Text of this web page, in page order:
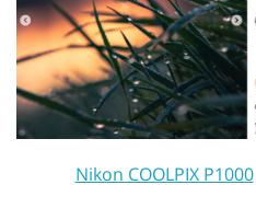
Nikon COOLPIX P1000